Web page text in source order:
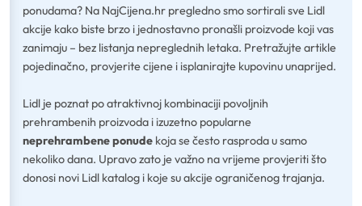
ponudama? Na NajCijena.hr pregledno smo sortirali sve Lidl
akcije kako biste brzo i jednostavno pronašli proizvode koji vas
zanimaju – bez listanja nepreglednih letaka. Pretražujte artikle
pojedinačno, provjerite cijene i isplanirajte kupovinu unaprijed.
Lidl je poznat po atraktivnoj kombinaciji povoljnih
prehrambenih proizvoda i izuzetno popularne
neprehrambene ponude koja se često rasproda u samo
nekoliko dana. Upravo zato je važno na vrijeme provjeriti što
donosi novi Lidl katalog i koje su akcije ograničenog trajanja.